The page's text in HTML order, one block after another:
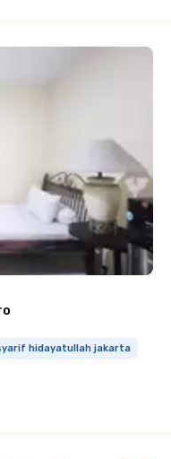
hidayatullah jakarta